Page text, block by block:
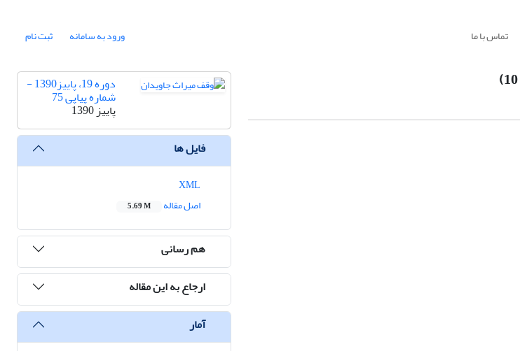
تماس با ما ورود به سامانه ثبت نام
دوره 19، پاییز1390 -
شماره پیاپی 75
پاییز 1390
فایل ها
اصل مقاله
5.69 M
هم رسانی
ارجاع به این مقاله
آمار